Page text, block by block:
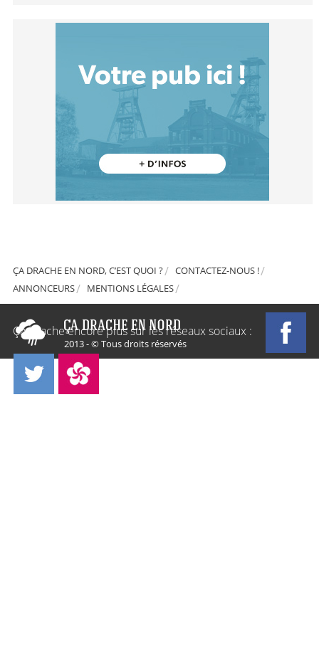
ÇA DRACHE EN NORD, C’EST QUOI ?
CONTACTEZ-NOUS !
ANNONCEURS
MENTIONS LÉGALES
2013 - © Tous droits réservés
Ça Drache encore plus sur les réseaux sociaux :